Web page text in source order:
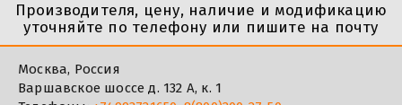
Производителя, цену, наличие и модификацию
уточняйте по телефону или пишите на почту
Москва, Россия
Варшавское шоссе д. 132 А, к. 1